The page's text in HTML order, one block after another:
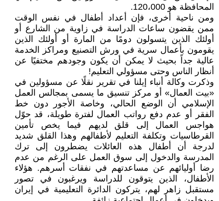
المحافظة هو 120،000.
ومن ناحية أخرى، فإن أعداد أطفال في نفس الوقت
ممن يقضون ساعات الدراسة في زاوية من الشارع أو
أولئك الذين يتسولون دومًا من المارة أو أولئك الذين
يقومون بأعمال سرية في ورش التصنيع ومراكز الخدمة
عالية جداً بحيث لا يمكن أن يكون وجودهم مختفيًا عن
أنظار الناس وحتى مسؤولي التعليم!
وذكرت وكالة أنباء إيلنا في تقرير نقلًا عن مسؤولين في
«بيت العمال» أو مركز تنسيق ما يسمى بمجالس العمل
الإسلامي أن الوضع الحالي، وخاصة الأجور دون خط
الفقر أو عدم دفع رواتب العمال لفترة طويلة، قد حوّل
هواجس العمال إلى قلق لديهم فيما يخص تأمين
القرطاسيات وتكلفة التعليم لأطفالهم وهذا القلق شديد
لدرجة أن أطفال هذه العائلات يضطرون إلى ترك
المدرسة والدخول إلى سوق العمل على الرغم من عدم
رضا أوليائهم عن مساعدتهم في نفقات أسرهم. هؤلاء
الأطفال، الذين يتوقون للدراسة ويرغبون في تصور
مستقبل زاهر لهم، يتركون الدائرة التعليمية في إيران